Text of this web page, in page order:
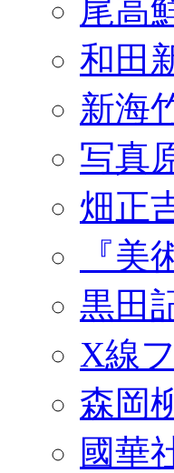
尾高
和田
新海
写真
畑正
『
黒田
X線
森岡
國華